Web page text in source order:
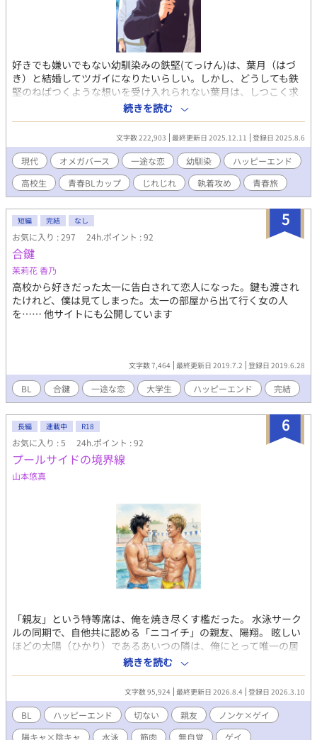
好きでも嫌いでもない幼馴染みの鉄堅(てっけん)は、葉月（はづ
き）と結婚してツガイになりたいらしい。しかし、どうしても鉄
堅のねばつくような想いを受け入れられない葉月は、しつこく求
愛してくる鉄堅から逃げる事にした。オメガバース執着です。 ◆
完結済みです。いつもながら読んで下さった皆様に感謝です。 ◆
表紙絵を、花々緒さんが描いて下さいました(*^^*)。葉月を常に
守りたい一途な鉄堅と、ひたすら逃げたい意地っぱりな葉月。
続きを読む
文字数 222,903 最終更新日 2025.12.11 登録日 2025.8.6
現代 オメガバース 一途な恋 幼馴染
ハッピーエンド
高校生
青春BLカップ​ じれじれ 執着攻め 青春旅
5
短編 完結 なし
お気に入り : 297 24h.ポイント : 92
合鍵
茉莉花 香乃
高校から好きだった太一に告白されて恋人になった。鍵も渡され
たけれど、僕は見てしまった。太一の部屋から出て行く女の人
を…… 他サイトにも公開しています
文字数 7,464 最終更新日 2019.7.2 登録日 2019.6.28
BL 合鍵 一途な恋 大学生 ハッピーエンド 完結
6
長編 連載中 R18
お気に入り : 5 24h.ポイント : 92
プールサイドの境界線
山本悠真
「親友」という特等席は、俺を焼き尽くす檻だった。 水泳サーク
ルの同期で、自他共に認める「ニコイチ」の親友、陽翔。 眩しい
ほどの太陽（ひかり）であるあいつの隣は、俺にとって唯一の居
場所であり、同時に地獄でもあった。 肩が触れ合う距離。混ざり
合う汗と塩素の匂い。 「お前は最高の親友だ」と笑うあいつに、
俺は何度殺されただろう。 抑えきれない欲情を、自分を痛めつけ
るような筋トレの負荷にすり替えて、 今日も俺は「最高の親友」
という仮面を被り続ける。 ――あの日、あのシャワー室で、あい
つの「秘密」を暴いてしまうまでは。 触れてもいいのに、愛せな
続きを読む
文字数 95,924 最終更新日 2026.8.4 登録日 2026.3.10
BL ハッピーエンド 切ない 親友
ノンケ×ゲイ
陽キャ×陰キャ
水泳 筋肉 無自覚 ゲイ